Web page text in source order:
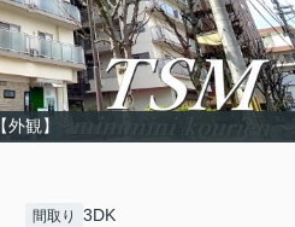
【外観】
間取り 3DK